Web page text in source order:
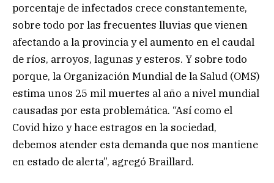
porcentaje de infectados crece constantemente,
sobre todo por las frecuentes lluvias que vienen
afectando a la provincia y el aumento en el caudal
de ríos, arroyos, lagunas y esteros. Y sobre todo
porque, la Organización Mundial de la Salud (OMS)
estima unos 25 mil muertes al año a nivel mundial
causadas por esta problemática. “Así como el
Covid hizo y hace estragos en la sociedad,
debemos atender esta demanda que nos mantiene
en estado de alerta”, agregó Braillard.